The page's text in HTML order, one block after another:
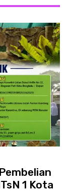
1 Kota